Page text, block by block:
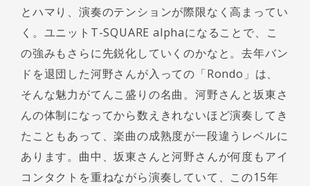
とハマり、演奏のテンションが際限なく高まってい
く。ユニットT-SQUARE alphaになることで、こ
の強みもさらに先鋭化していくのかなと。去年バン
ドを退団した河野さんが入っての「Rondo」は、
そんな魅力がてんこ盛りの名曲。河野さんと坂東さ
んの体制になってから数えきれないほど演奏してき
たこともあって、楽曲の成熟度が一段違うレベルに
あります。曲中、坂東さんと河野さんが何度もアイ
コンタクトを重ねながら演奏していて、この15年